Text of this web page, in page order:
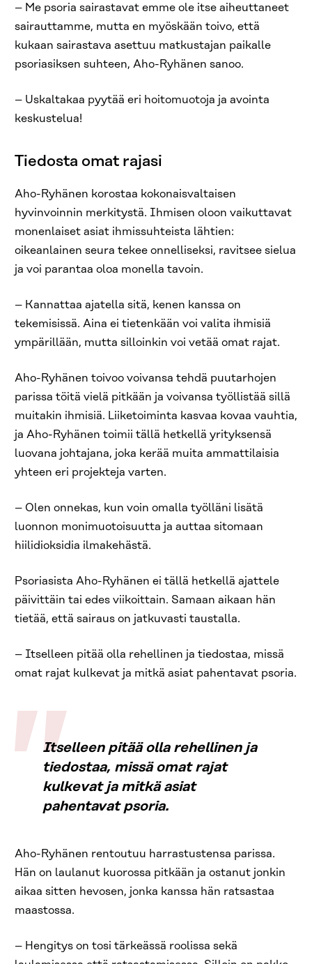
– Me psoria sairastavat emme ole itse aiheuttaneet
sairauttamme, mutta en myöskään toivo, että
kukaan sairastava asettuu matkustajan paikalle
psoriasiksen suhteen, Aho-Ryhänen sanoo.
– Uskaltakaa pyytää eri hoitomuotoja ja avointa
keskustelua!
Tiedosta omat rajasi
Aho-Ryhänen korostaa kokonaisvaltaisen
hyvinvoinnin merkitystä. Ihmisen oloon vaikuttavat
monenlaiset asiat ihmissuhteista lähtien:
oikeanlainen seura tekee onnelliseksi, ravitsee sielua
ja voi parantaa oloa monella tavoin.
– Kannattaa ajatella sitä, kenen kanssa on
tekemisissä. Aina ei tietenkään voi valita ihmisiä
ympärillään, mutta silloinkin voi vetää omat rajat.
Aho-Ryhänen toivoo voivansa tehdä puutarhojen
parissa töitä vielä pitkään ja voivansa työllistää sillä
muitakin ihmisiä. Liiketoiminta kasvaa kovaa vauhtia,
ja Aho-Ryhänen toimii tällä hetkellä yrityksensä
luovana johtajana, joka kerää muita ammattilaisia
yhteen eri projekteja varten.
– Olen onnekas, kun voin omalla työlläni lisätä
luonnon monimuotoisuutta ja auttaa sitomaan
hiilidioksidia ilmakehästä.
Psoriasista Aho-Ryhänen ei tällä hetkellä ajattele
päivittäin tai edes viikoittain. Samaan aikaan hän
tietää, että sairaus on jatkuvasti taustalla.
– Itselleen pitää olla rehellinen ja tiedostaa, missä
omat rajat kulkevat ja mitkä asiat pahentavat psoria.
Itselleen pitää olla rehellinen ja
tiedostaa, missä omat rajat
kulkevat ja mitkä asiat
pahentavat psoria.
Aho-Ryhänen rentoutuu harrastustensa parissa.
Hän on laulanut kuorossa pitkään ja ostanut jonkin
aikaa sitten hevosen, jonka kanssa hän ratsastaa
maastossa.
– Hengitys on tosi tärkeässä roolissa sekä